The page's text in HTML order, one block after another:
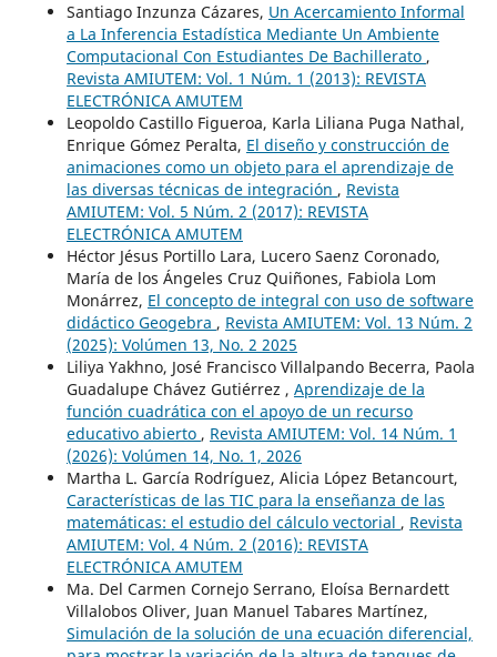
Santiago Inzunza Cázares, Un Acercamiento Informal
a La Inferencia Estadística Mediante Un Ambiente
Computacional Con Estudiantes De Bachillerato ,
Revista AMIUTEM: Vol. 1 Núm. 1 (2013): REVISTA
ELECTRÓNICA AMUTEM
Leopoldo Castillo Figueroa, Karla Liliana Puga Nathal,
Enrique Gómez Peralta, El diseño y construcción de
animaciones como un objeto para el aprendizaje de
las diversas técnicas de integración , Revista
AMIUTEM: Vol. 5 Núm. 2 (2017): REVISTA
ELECTRÓNICA AMUTEM
Héctor Jésus Portillo Lara, Lucero Saenz Coronado,
María de los Ángeles Cruz Quiñones, Fabiola Lom
Monárrez, El concepto de integral con uso de software
didáctico Geogebra , Revista AMIUTEM: Vol. 13 Núm. 2
(2025): Volúmen 13, No. 2 2025
Liliya Yakhno, José Francisco Villalpando Becerra, Paola
Guadalupe Chávez Gutiérrez , Aprendizaje de la
función cuadrática con el apoyo de un recurso
educativo abierto , Revista AMIUTEM: Vol. 14 Núm. 1
(2026): Volúmen 14, No. 1, 2026
Martha L. García Rodríguez, Alicia López Betancourt,
Características de las TIC para la enseñanza de las
matemáticas: el estudio del cálculo vectorial , Revista
AMIUTEM: Vol. 4 Núm. 2 (2016): REVISTA
ELECTRÓNICA AMUTEM
Ma. Del Carmen Cornejo Serrano, Eloísa Bernardett
Villalobos Oliver, Juan Manuel Tabares Martínez,
Simulación de la solución de una ecuación diferencial,